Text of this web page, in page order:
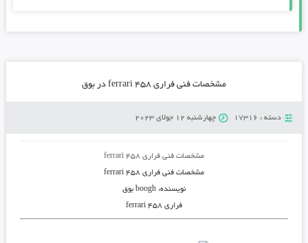
مشخصات فنی فراری ۴۵۸ ferrari در بوق
دسته : 17316 چهارشنبه 12 جولای 2023
مشخصات فنی فراری ۴۵۸ ferrari
مشخصات فنی فراری ۴۵۸ ferrari
نویسنده: boogh بوق
فراری ۴۵۸ ferrari